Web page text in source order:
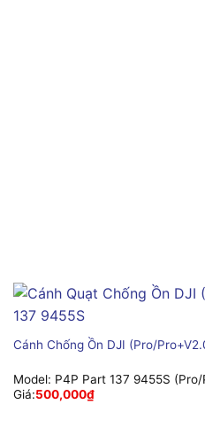
Cánh Chống Ồn DJI (Pro/
Model: P4P Part 137 9455S
Giá:500,000₫